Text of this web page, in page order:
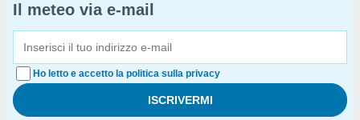
Il meteo via e-mail
Ho letto e accetto la politica sulla privacy